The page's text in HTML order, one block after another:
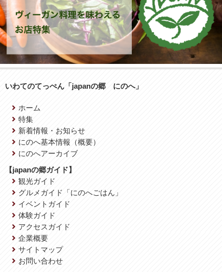
いわてのてっぺん「japanの郷 にのへ」
ホーム
特集
新着情報・お知らせ
にのへ基本情報（概要）
にのへアーカイブ
【japanの郷ガイド】
観光ガイド
グルメガイド「にのへごはん」
イベントガイド
体験ガイド
アクセスガイド
企業概要
サイトマップ
お問い合わせ